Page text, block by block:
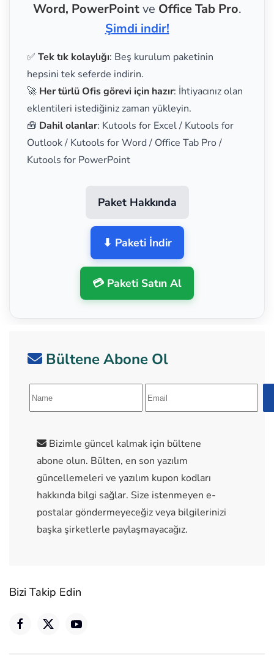
Word, PowerPointve Office Tab Pro.
Şimdi indir!
✅ Tek tık kolaylığı: Beş kurulum paketinin
hepsini tek seferde indirin.
🚀 Her türlü Ofis görevi için hazır: İhtiyacınız olan
eklentileri istediğiniz zaman yükleyin.
🧰 Dahil olanlar: Kutools for Excel / Kutools for
Outlook / Kutools for Word / Office Tab Pro /
Kutools for PowerPoint
Paket Hakkında
⬇ Paketi İndir
💳 Paketi Satın Al
Bültene Abone Ol
Bizimle güncel kalmak için bültene
abone olun. Bülten, en son yazılım
güncellemeleri ve yazılım kupon kodları
hakkında bilgi sağlar. Size istenmeyen e-
postalar göndermeyeceğiz veya bilgilerinizi
başka şirketlerle paylaşmayacağız.
Bizi Takip Edin